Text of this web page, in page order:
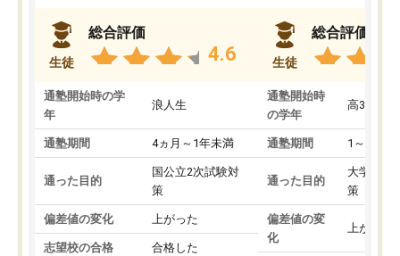
生徒
総合評価
4.6
通塾開始時の学
年
浪人生
通塾期間 4ヵ月～1年未満
通った目的
国公立2次試験対
策
偏差値の変化 上がった
志望校の合格 合格した
生徒
総合評価
通塾開始時
の学年
高3
通塾期間 1～3ヵ月
通った目的
大学入学
策
偏差値の変
化
上がった